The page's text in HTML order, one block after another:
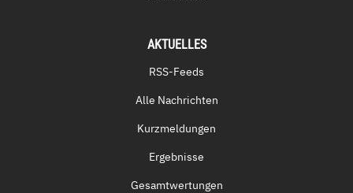
AKTUELLES
RSS-Feeds
Alle Nachrichten
Kurzmeldungen
Ergebnisse
Gesamtwertungen